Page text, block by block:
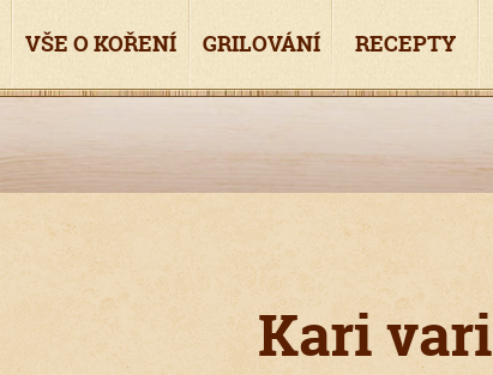
VŠE O KOŘENÍ GRILOVÁNÍ RECEPTY
Kari vari